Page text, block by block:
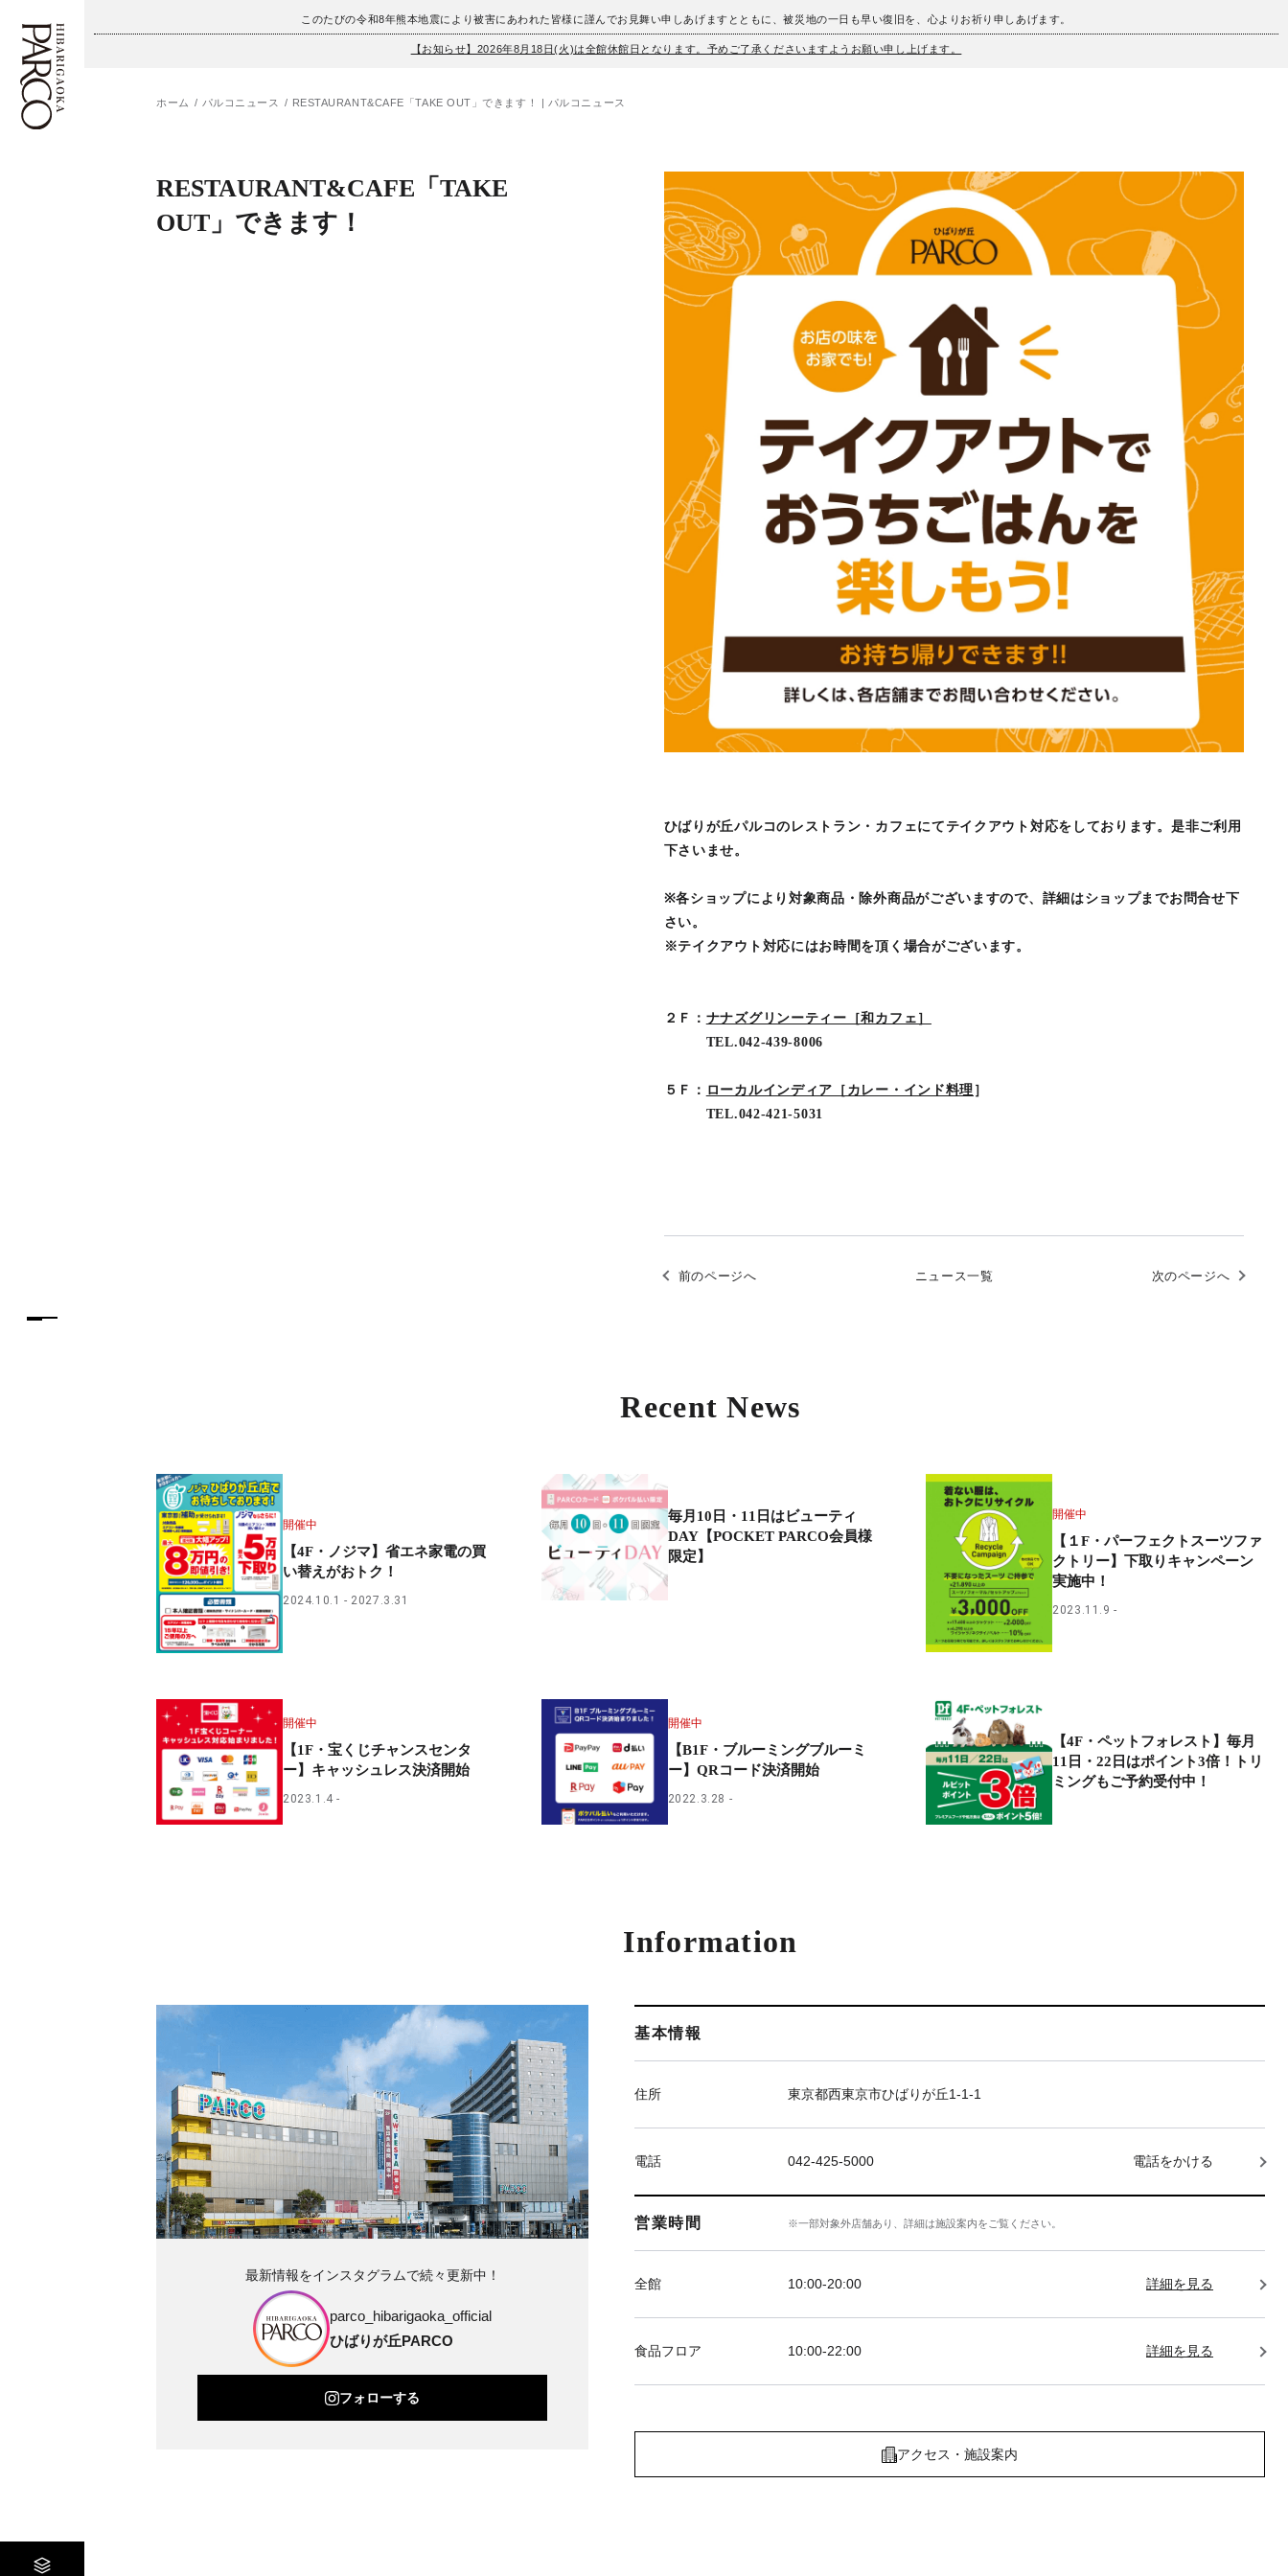
このたびの令和8年熊本地震により被害にあわれた皆様に謹んでお見舞い申しあげますとともに、被災地の一日も早い復旧を、心よりお祈り申しあげます。
【お知らせ】2026年8月18日(火)は全館休館日となります。予めご了承くださいますようお願い申し上げます。
施設案内・アクセス
イベント・ポップアップ
ホーム パルコニュース RESTAURANT&CAFE「TAKE OUT」できます！ | パルコニュース
RESTAURANT&CAFE「TAKE
OUT」できます！
ひばりが丘パルコのレストラン・カフェにてテイクアウト対応をしております。是非ご利用
下さいませ。
※各ショップにより対象商品・除外商品がございますので、詳細はショップまでお問合せ下
さい。
※テイクアウト対応にはお時間を頂く場合がございます。
２Ｆ： ナナズグリンーティー［和カフェ］
TEL.042-439-8006
５Ｆ： ローカルインディア［カレー・インド料理 ］
TEL.042-421-5031
前のページへ ニュース一覧 次のページへ
Recent News
開催中
【4F・ノジマ】省エネ家電の買
い替えがおトク！
2024.10.1 2027.3.31
毎月10日・11日はビューティ
DAY【POCKET PARCO会員様
限定】
開催中
【１F・パーフェクトスーツファ
クトリー】下取りキャンペーン
実施中！
2023.11.9
開催中
【1F・宝くじチャンスセンタ
ー】キャッシュレス決済開始
2023.1.4
開催中
【B1F・ブルーミングブルーミ
ー】QRコード決済開始
2022.3.28
【4F・ペットフォレスト】毎月
11日・22日はポイント3倍！トリ
ミングもご予約受付中！
Information
基本情報
住所 東京都西東京市ひばりが丘1-1-1
電話 042-425-5000 電話をかける
営業時間 ※一部対象外店舗あり、詳細は施設案内をご覧ください。
全館 10:00-20:00 詳細を見る
食品フロア 10:00-22:00 詳細を見る
アクセス・施設案内
最新情報をインスタグラムで続々更新中！
parco_hibarigaoka_official
ひばりが丘PARCO
フォローする